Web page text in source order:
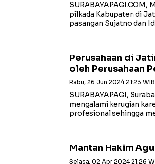
SURABAYAPAGI.COM,
pilkada Kabupaten di
pasangan Sujatno dan
Perusahaan di
oleh Perusahaan
Rabu, 26 Jun 2024 21:23 WIB
SURABAYAPAGI,
mengalami kerugian
profesional sehingga
Mantan Hakim
Selasa, 02 Apr 2024 21:26